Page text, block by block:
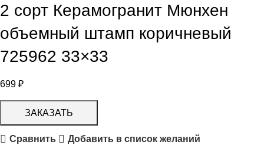
2 сорт Керамогранит Мюнхен
объемный штамп коричневый
725962 33×33
699 ₽
ЗАКАЗАТЬ
Сравнить Добавить в список желаний